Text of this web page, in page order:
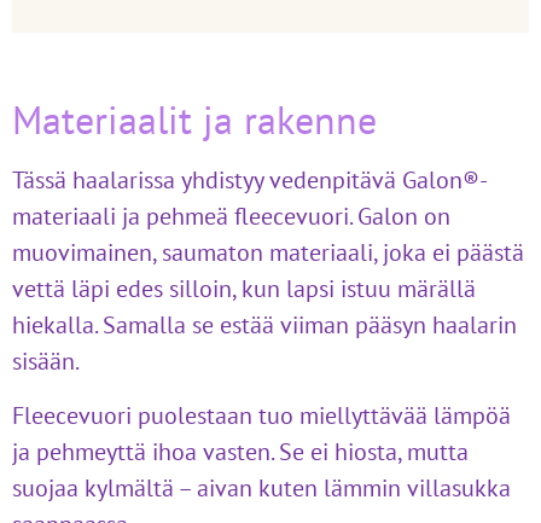
Materiaalit ja rakenne
Tässä haalarissa yhdistyy vedenpitävä Galon®-
materiaali ja pehmeä fleecevuori. Galon on
muovimainen, saumaton materiaali, joka ei päästä
vettä läpi edes silloin, kun lapsi istuu märällä
hiekalla. Samalla se estää viiman pääsyn haalarin
sisään.
Fleecevuori puolestaan tuo miellyttävää lämpöä
ja pehmeyttä ihoa vasten. Se ei hiosta, mutta
suojaa kylmältä – aivan kuten lämmin villasukka